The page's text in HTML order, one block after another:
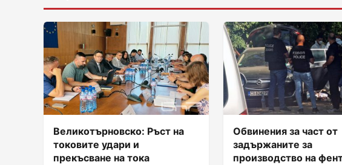
Великотърновско: Ръст на
токовите удари и
прекъсване на тока
Обвинения за част от
задържаните за
производство на